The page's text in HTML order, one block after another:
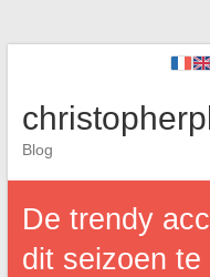
Blog
De trendy
dit seizoen te